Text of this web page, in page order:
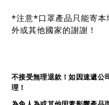
*注意*口罩產品只能寄本
外或其他國家的謝謝！
不接受無理退款！如因速遞公
理！